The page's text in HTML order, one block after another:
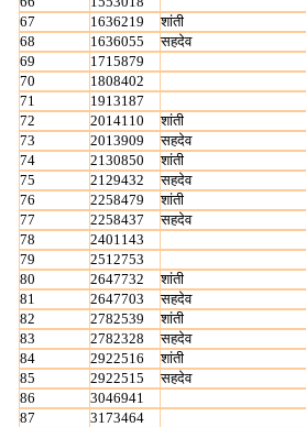
67
1636219
शांती
68
1636055
सहदेव
69
1715879
70
1808402
71
1913187
72
2014110
शांती
73
2013909
सहदेव
74
2130850
शांती
75
2129432
सहदेव
76
2258479
शांती
77
2258437
सहदेव
78
2401143
79
2512753
80
2647732
शांती
81
2647703
सहदेव
82
2782539
शांती
83
2782328
सहदेव
84
2922516
शांती
85
2922515
सहदेव
86
3046941
87
3173464